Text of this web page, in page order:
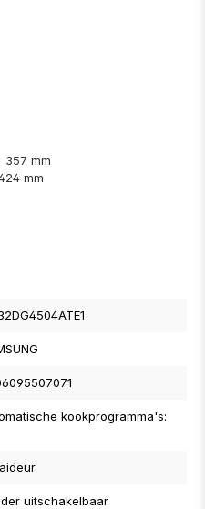
357 mm
mm
kookprogramma's:
uitschakelbaar